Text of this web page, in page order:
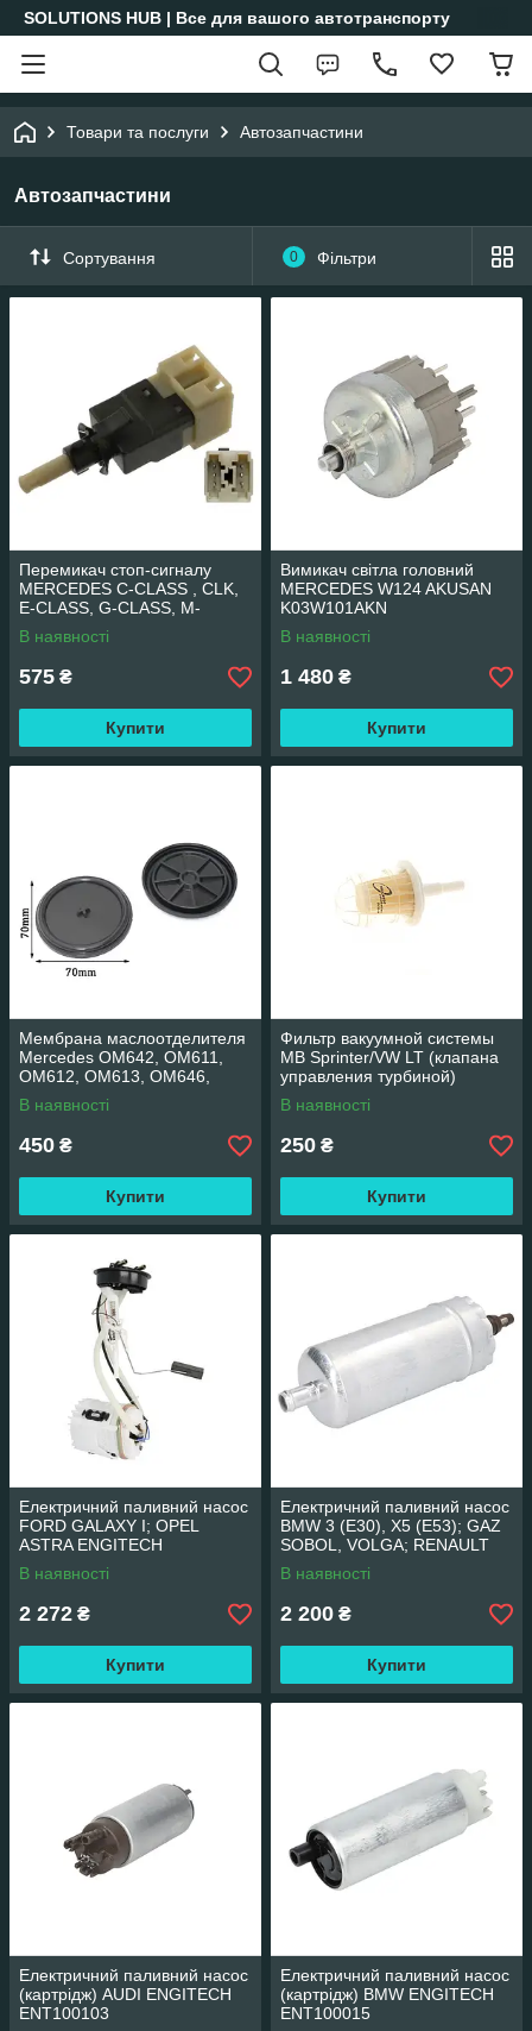
SOLUTIONS HUB | Все для вашого автотранспорту
Товари та послуги Автозапчастини
Автозапчастини
Сортування 0 Фільтри
Перемикач стоп-сигналу
MERCEDES C-CLASS , CLK,
E-CLASS, G-CLASS, M-
CLASS, S-CLASS, SPRINTER
FE36124
В наявності
575 ₴
Купити
Вимикач світла головний
MERCEDES W124 AKUSAN
K03W101AKN
В наявності
1 480 ₴
Купити
Мембрана маслоотделителя
Mercedes OM642, OM611,
OM612, OM613, OM646,
OM668 Диаметр мембраны
70мм A6420101891
В наявності
450 ₴
Купити
Фильтр вакуумной системы
MB Sprinter/VW LT (клапана
управления турбиной)
TRUCKTEC 02.13.082
В наявності
250 ₴
Купити
Електричний паливний насос
FORD GALAXY I; OPEL
ASTRA ENGITECH
ENT100062
В наявності
2 272 ₴
Купити
Електричний паливний насос
BMW 3 (E30), X5 (E53); GAZ
SOBOL, VOLGA; RENAULT
ESPACE III, KANGOO,
KANGOO ENGITECH
В наявності
2 200 ₴
Купити
Електричний паливний насос
(картрідж) AUDI ENGITECH
ENT100103
Електричний паливний насос
(картрідж) BMW ENGITECH
ENT100015